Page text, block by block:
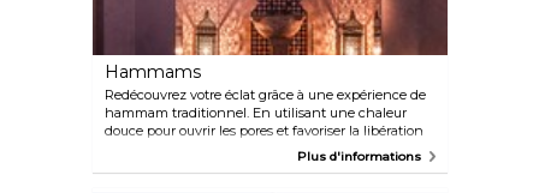
Hammams
Redécouvrez votre éclat grâce à une expérience de
hammam traditionnel. En utilisant une chaleur
douce pour ouvrir les pores et favoriser la libération
de toxines, votre corps est savamment massé et
Plus d'informations